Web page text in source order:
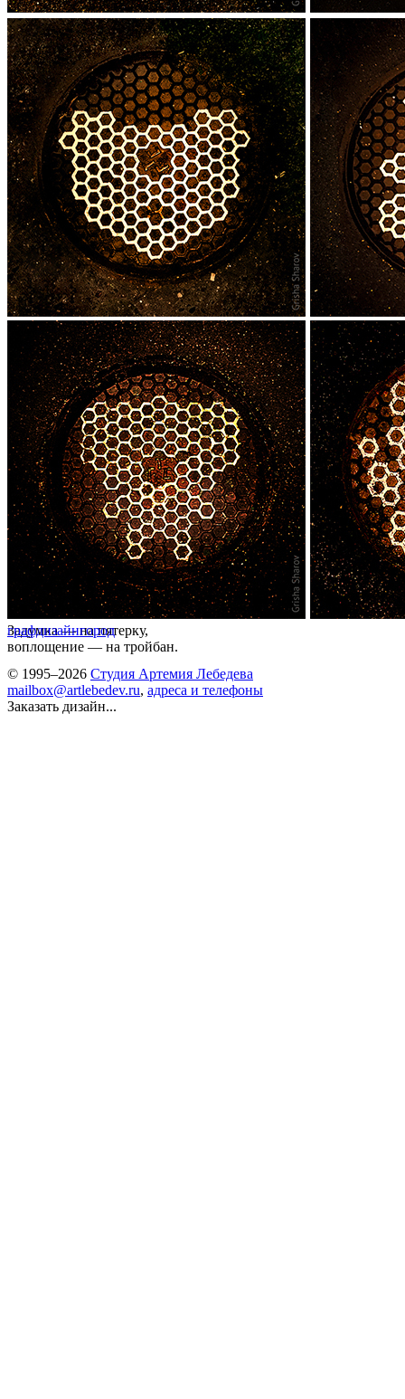
Задумка — на пятерку,
воплощение — на тройбан.
графдизайнгород
© 1995–2026 Студия Артемия Лебедева
mailbox@artlebedev.ru, адреса и телефоны
Заказать дизайн...